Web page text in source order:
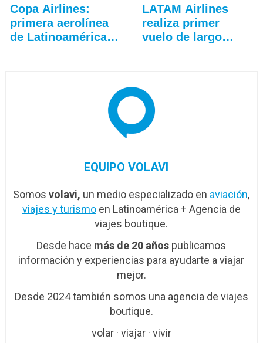
Copa Airlines:
primera aerolínea
de Latinoamérica…
LATAM Airlines
realiza primer
vuelo de largo
EQUIPO VOLAVI
Somosvolavi, un medio especializado en aviación,
viajes y turismoen Latinoamérica + Agencia de
viajes boutique.
Desde hace más de 20 años publicamos
información y experiencias para ayudarte a viajar
mejor.
Desde 2024 también somos una agencia de viajes
boutique.
volar · viajar · vivir